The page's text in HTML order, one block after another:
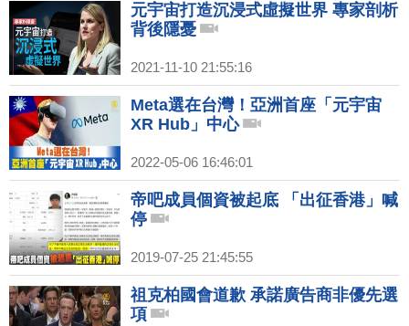
元宇宙打造沉浸式虛擬世界 專家剖析
背後隱憂
2021-11-10 21:55:16
Meta選在台灣！亞洲首座「元宇宙
XR Hub」中心
2022-05-06 16:46:01
帝吧成員個資被起底 「出征香港」喊
停
2019-07-25 21:45:55
祖克柏國會道歉 承諾廣告商非優先選
項